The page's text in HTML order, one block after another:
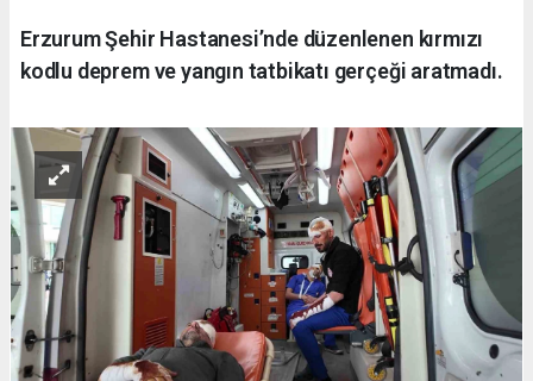
VerenErzurum Şehir Hastanesi’nde düzenlenen kırmızı
kodlu deprem ve yangın tatbikatı gerçeği aratmadı.